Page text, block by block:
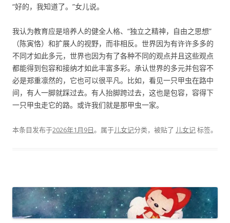
“好的，我知道了。”女儿说。
我认为教育应是培养人的健全人格、“独立之精神，自由之思想”
（陈寅恪）和扩展人的视野，而非相反。世界因为有许许多多的
不同才如此多元，世界也因为有了各种不同的观点并且这些观点
都能得到包容和接纳才如此丰富多彩。承认世界的多元并包容不
必是郑重凛然的，它也可以很平凡。比如，看见一只甲虫在路中
间，有人一脚就踩过去。有人抬脚跨过去，这也是包容，容得下
一只甲虫走它的路。或许我们就是那甲虫一家。
本条目发布于2026年1月9日。属于儿女记分类，被贴了 儿女记标签。